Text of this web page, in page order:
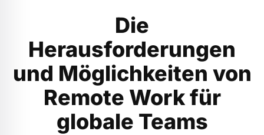
Die
Herausforderungen
und Möglichkeiten von
Remote Work für
globale Teams